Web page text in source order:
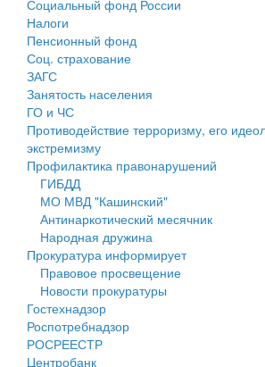
Противодействие коррупции
Контрольно-счетная палата
Персональные данные
Оценка регулирующего воздействия
Деятельность МУ
Нормативы градостроительного
Правила землепользования и
Генеральные планы
Проекты планировки территории
Собрание депутатов
Городское поселение
Социальный фонд России
Налоги
Пенсионный фонд
Соц. страхование
ЗАГС
Занятость населения
ГО и ЧС
Противодействие терроризму, его
экстремизму
Профилактика правонарушений
ГИБДД
МО МВД "Кашинский"
Антинаркотический месячник
Народная дружина
Прокуратура информирует
Правовое просвещение
Новости прокуратуры
Гостехнадзор
Роспотребнадзор
РОСРЕЕСТР
Центробанк